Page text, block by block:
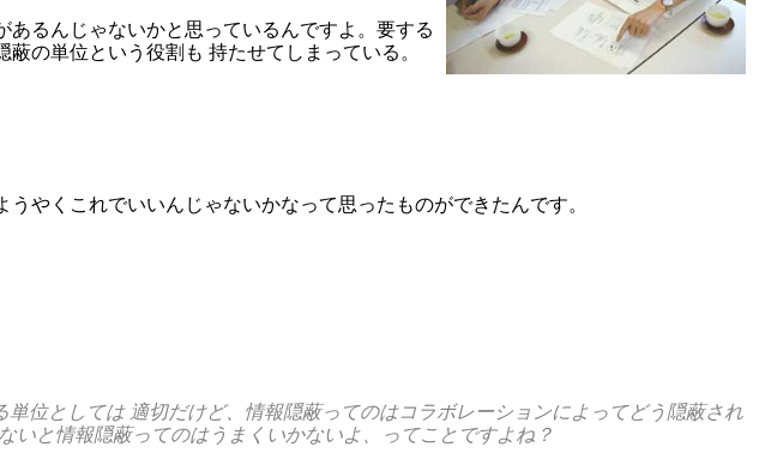
るんじゃないかと思っているんですよ。要する
の単位という役割も 持たせてしまっている。
やくこれでいいんじゃないかなって思ったものができたんです。
位としては 適切だけど、情報隠蔽ってのはコラボレーションによってどう隠蔽され
いと情報隠蔽ってのはうまくいかないよ、ってことですよね？